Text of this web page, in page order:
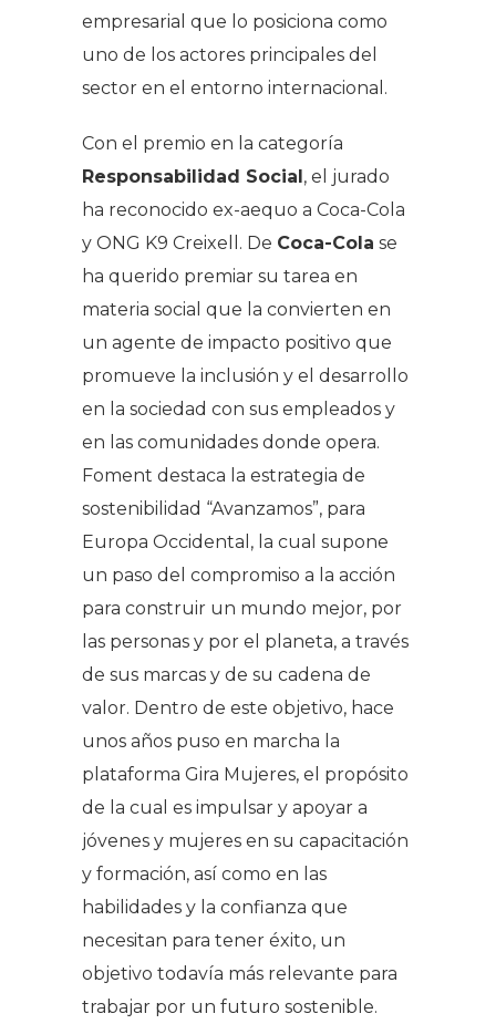
empresarial que lo posiciona como
uno de los actores principales del
sector en el entorno internacional.
Con el premio en la categoría
Responsabilidad Social, el jurado
ha reconocido ex-aequo a Coca-Cola
y ONG K9 Creixell. De Coca-Cola se
ha querido premiar su tarea en
materia social que la convierten en
un agente de impacto positivo que
promueve la inclusión y el desarrollo
en la sociedad con sus empleados y
en las comunidades donde opera.
Foment destaca la estrategia de
sostenibilidad “Avanzamos”, para
Europa Occidental, la cual supone
un paso del compromiso a la acción
para construir un mundo mejor, por
las personas y por el planeta, a través
de sus marcas y de su cadena de
valor. Dentro de este objetivo, hace
unos años puso en marcha la
plataforma Gira Mujeres, el propósito
de la cual es impulsar y apoyar a
jóvenes y mujeres en su capacitación
y formación, así como en las
habilidades y la confianza que
necesitan para tener éxito, un
objetivo todavía más relevante para
trabajar por un futuro sostenible.